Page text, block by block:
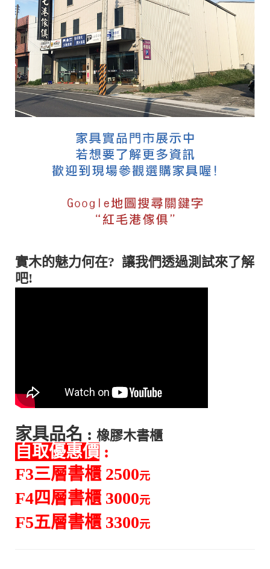
實木的魅力何在? 讓我們透過測試來了解
吧!
家具品名 : 橡膠木書櫃
自取優惠價 :
F3三層書櫃 2500元
F4四層書櫃 3000元
F5五層書櫃 3300元